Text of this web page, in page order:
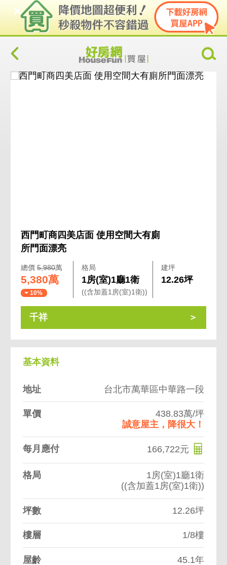
西門町商四美店面 使用空間大有廁
所門面漂亮
總價5,980萬
5,380萬
10%
格局
1房(室)1廳1衛
((含加蓋1房(室)1衛))
建坪
12.26坪
千祥
基本資料
地址 台北市萬華區中華路一段
單價
438.83萬/坪
誠意屋主，降很大！
每月應付 166,722元
格局
1房(室)1廳1衛
((含加蓋1房(室)1衛))
坪數 12.26坪
樓層 1/8樓
屋齡 45.1年